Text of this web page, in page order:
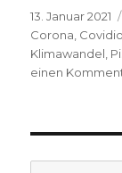
Veröffentlicht
am
13. Januar 2021
Corona
Klimawandel
einen